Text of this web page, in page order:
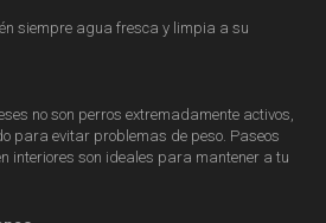
siempre agua fresca y limpia a su
no son perros extremadamente activos,
para evitar problemas de peso. Paseos
interiores son ideales para mantener a tu